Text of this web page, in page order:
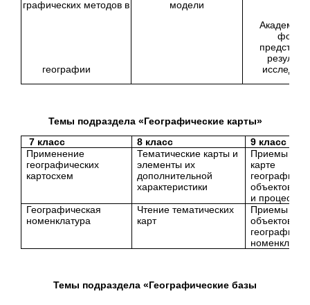
графических методов в
модели
географии
формы
Темы подраздела «Географические карты»
7 класс
8 класс
9 класс
Применение
географических
картосхем
Тематические карты и
элементы их
дополнительной
характеристики
Приемы
карте
объектов,
и процессов
Географическая
номенклатура
Чтение тематических
карт
Приемы
объектов
Темы подраздела «Географические базы